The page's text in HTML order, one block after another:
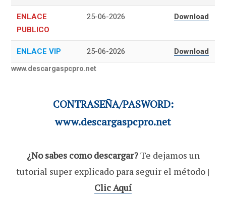
ENLACE
PUBLICO
25-06-2026 Download
ENLACE VIP 25-06-2026 Download
www.descargaspcpro.net
CONTRASEÑA/PASWORD:
www.descargaspcpro.net
¿No sabes como descargar?Te dejamos un
tutorial super explicado para seguir el método |
Clic Aquí